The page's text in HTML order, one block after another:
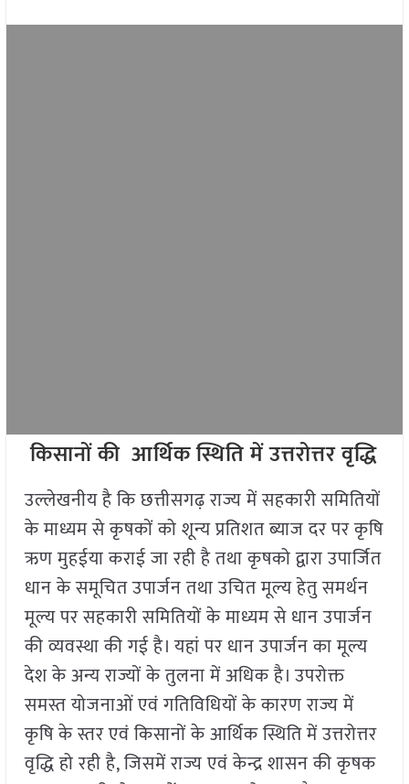
किसानों की आर्थिक स्थिति में उत्तरोत्तर वृद्धि
उल्लेखनीय है कि छत्तीसगढ़ राज्य में सहकारी समितियों
के माध्यम से कृषकों को शून्य प्रतिशत ब्याज दर पर कृषि
ऋण मुहईया कराई जा रही है तथा कृषको द्वारा उपार्जित
धान के समूचित उपार्जन तथा उचित मूल्य हेतु समर्थन
मूल्य पर सहकारी समितियों के माध्यम से धान उपार्जन
की व्यवस्था की गई है। यहां पर धान उपार्जन का मूल्य
देश के अन्य राज्यों के तुलना में अधिक है। उपरोक्त
समस्त योजनाओं एवं गतिविधियों के कारण राज्य में
कृषि के स्तर एवं किसानों के आर्थिक स्थिति में उत्तरोत्तर
वृद्धि हो रही है, जिसमें राज्य एवं केन्द्र शासन की कृषक